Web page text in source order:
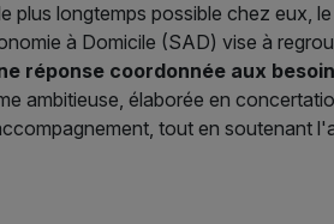
plus longtemps possible chez eux,
à Domicile (SAD) vise à
réponse coordonnée aux
ambitieuse, élaborée en
tout en soutenant